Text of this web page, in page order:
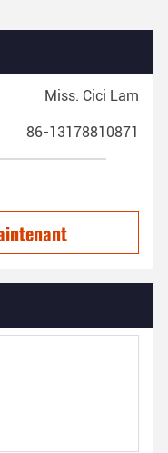
Miss. Cici Lam
86-13178810871